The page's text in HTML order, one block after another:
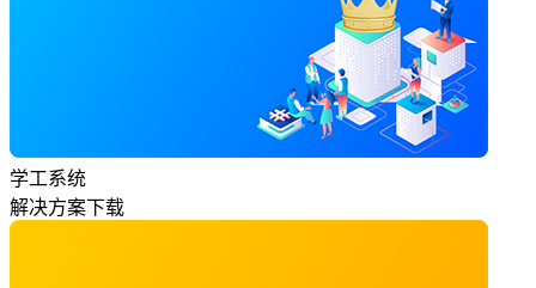
学工系统
解决方案下载